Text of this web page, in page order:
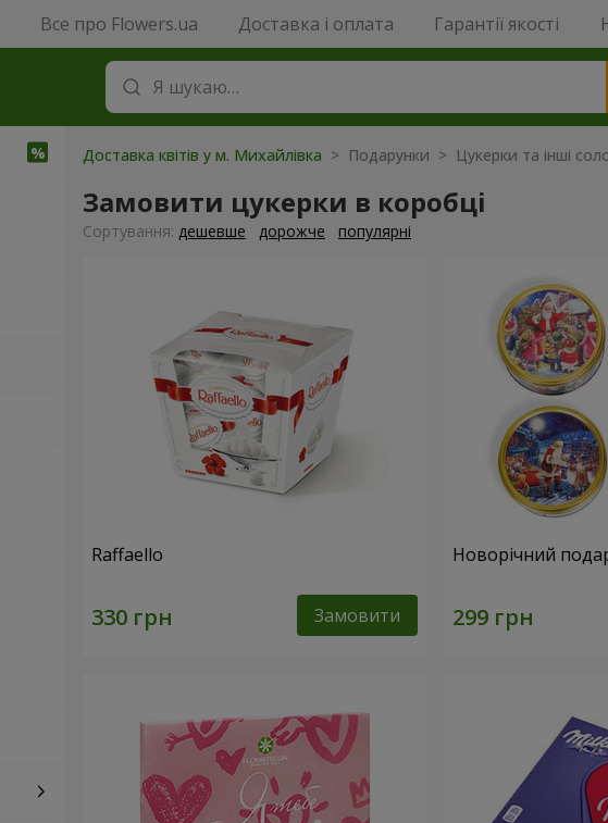
Все про Flowers.ua Доставка і оплата Гарантії якості
Доставка квітів у м. Михайлівка > Подарунки > Цукерки та інші
Замовити цукерки в коробці
Сортування: дешевше дорожче популярні
Raffaello
Замовити
Новорічний